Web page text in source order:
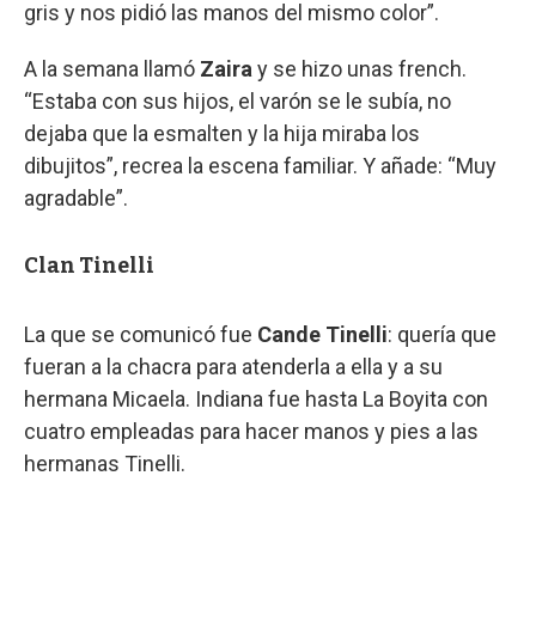
gris y nos pidió las manos del mismo color”.
A la semana llamó Zaira y se hizo unas french.
“Estaba con sus hijos, el varón se le subía, no
dejaba que la esmalten y la hija miraba los
dibujitos”, recrea la escena familiar. Y añade: “Muy
agradable”.
Clan Tinelli
La que se comunicó fue Cande Tinelli: quería que
fueran a la chacra para atenderla a ella y a su
hermana Micaela. Indiana fue hasta La Boyita con
cuatro empleadas para hacer manos y pies a las
hermanas Tinelli.